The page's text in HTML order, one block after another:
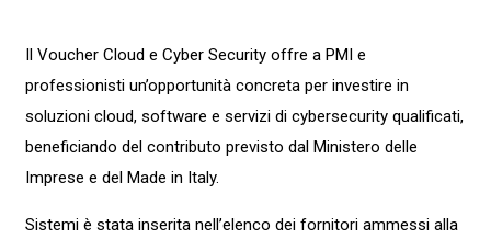
Il Voucher Cloud e Cyber Security offre a PMI e
professionisti un’opportunità concreta per investire in
soluzioni cloud, software e servizi di cybersecurity qualificati,
beneficiando del contributo previsto dal Ministero delle
Imprese e del Made in Italy.
Sistemi è stata inserita nell’elenco dei fornitori ammessi alla